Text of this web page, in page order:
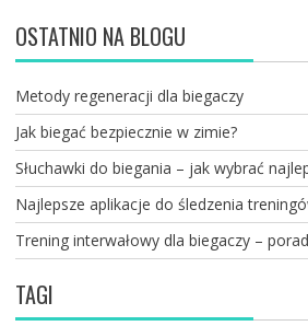
OSTATNIO NA BLOGU
Metody regeneracji dla biegaczy
Jak biegać bezpiecznie w zimie?
Słuchawki do biegania – jak wybrać
Najlepsze aplikacje do śledzenia
Trening interwałowy dla biegaczy –
TAGI